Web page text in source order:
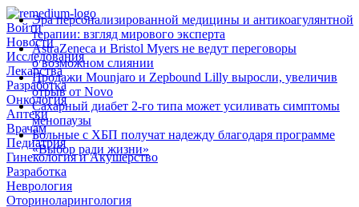
Войти
Новости
Исследования
Лекарства
Разработка
Онкология
Аптеки
Врачам
Педиатрия
Гинекология и Акушерство
Разработка
Неврология
Оториноларингология
Эра персонализированной медицины и антикоагулянтной
терапии: взгляд мирового эксперта
AstraZeneca и Bristol Myers не ведут переговоры
о возможном слиянии
Продажи Mounjaro и Zepbound Lilly выросли, увеличив
отрыв от Novo
Сахарный диабет 2‑го типа может усиливать симптомы
менопаузы
Больные с ХБП получат надежду благодаря программе
«Выбор ради жизни»